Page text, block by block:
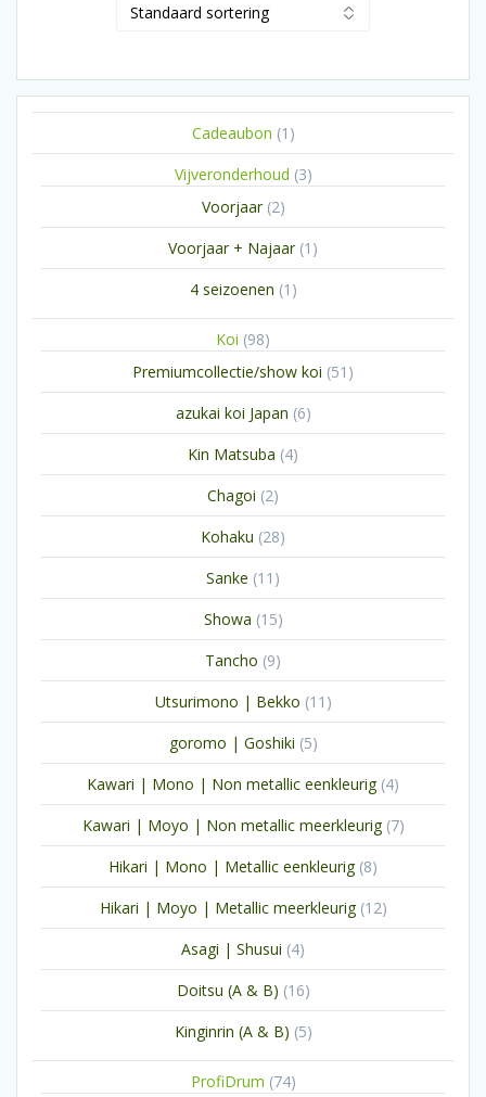
Cadeaubon 1 1
product
Vijveronderhoud 33
Voorjaar 22
producten
Voorjaar + Najaar 1 1
product
4 seizoenen 1 1
Koi 9898
producten
Premiumcollectie/show koi 51 51
producten
azukai koi Japan 66
producten
Kin Matsuba 44
producten
Chagoi 22
producten
Kohaku 2828
producten
Sanke 11 11
producten
Showa 1515
producten
Tancho 99
producten
Utsurimono | Bekko 11 11
producten
goromo | Goshiki 55
producten
Kawari | Mono | Non metallic eenkleurig 44
producten
Kawari | Moyo | Non metallic meerkleurig 77
producten
Hikari | Mono | Metallic eenkleurig 88
producten
Hikari | Moyo | Metallic meerkleurig 1212
producten
Asagi | Shusui 44
producten
Doitsu (A & B) 1616
producten
Kinginrin (A & B) 55
ProfiDrum 7474